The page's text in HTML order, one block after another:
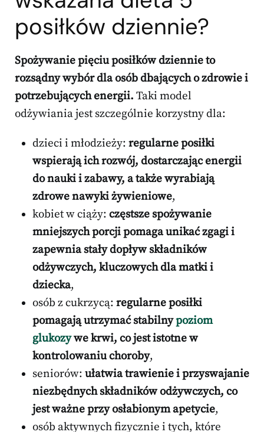
posiłków dziennie?
Spożywanie pięciu posiłków dziennie to
rozsądny wybór dla osób dbających o zdrowie i
potrzebujących energii. Taki model
odżywiania jest szczególnie korzystny dla:
dzieci i młodzieży: regularne posiłki
wspierają ich rozwój, dostarczając energii
do nauki i zabawy, a także wyrabiają
zdrowe nawyki żywieniowe,
kobiet w ciąży: częstsze spożywanie
mniejszych porcji pomaga unikać zgagi i
zapewnia stały dopływ składników
odżywczych, kluczowych dla matki i
dziecka,
osób z cukrzycą: regularne posiłki
pomagają utrzymać stabilnypoziom
glukozywe krwi, co jest istotne w
kontrolowaniu choroby,
seniorów: ułatwia trawienie i przyswajanie
niezbędnych składników odżywczych, co
jest ważne przy osłabionym apetycie,
osób aktywnych fizycznie i tych, które